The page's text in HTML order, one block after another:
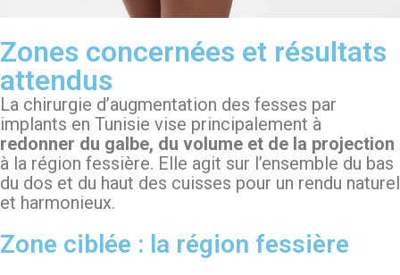
Zones concernées et résultats
attendus
La chirurgie d’augmentation des fesses par
implants en Tunisie vise principalement à
redonner du galbe, du volume et de la projection
à la région fessière. Elle agit sur l’ensemble du bas
du dos et du haut des cuisses pour un rendu naturel
et harmonieux.
Zone ciblée : la région fessière